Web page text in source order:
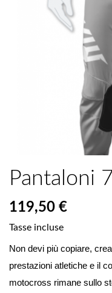
Pantaloni
119,50 €
Tasse incluse
Non devi più copiare,
prestazioni atletiche e il